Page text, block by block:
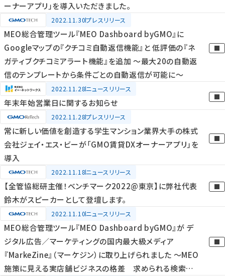
ーナーアプリ」を導入いただきました。
2022.11.30プレスリリース
MEO総合管理ツール『MEO Dashboard byGMO』に
Googleマップの『クチコミ自動返信機能』と 低評価の『ネ
ガティブクチコミアラート機能』を追加 ～最大20の自動返
信のテンプレートから条件ごとの自動返信が可能に～
2022.11.28ニュースリリース
年末年始営業日に関するお知らせ
2022.11.28プレスリリース
常に新しい価値を創造する学生マンション業界大手の株式
会社ジェイ・エス・ビーが「GMO賃貸DXオーナーアプリ」を
導入
2022.11.18ニュースリリース
【全管協総研主催！ベンチマーク2022@東京】に弊社代表
鈴木がスピーカーとして登壇します。
2022.11.10ニュースリリース
MEO総合管理ツール『MEO Dashboard byGMO』が デ
ジタル広告／マーケティングの国内最大級メディア
『MarkeZine』（マーケジン）に取り上げられました ～MEO
施策に見える実店舗ビジネスの格差 求められる検索体